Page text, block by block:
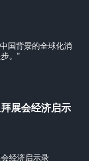
国背景的全球化消
。”
展会经济启示